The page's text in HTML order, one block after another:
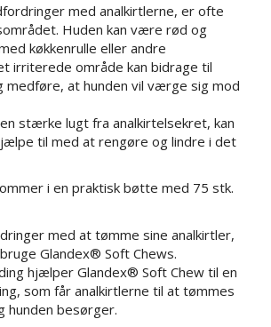
med analkirtlerne, er ofte
Huden kan være rød og
køkkenrulle eller andre
irriterede område kan bidrage til
medføre, at hunden vil værge sig mod
stærke lugt fra analkirtelsekret, kan
til med at rengøre og lindre i det
i en praktisk bøtte med 75 stk.
med at tømme sine analkirtler,
Glandex® Soft Chews.
hjælper Glandex® Soft Chew til en
som får analkirtlerne til at tømmes
hunden besørger.